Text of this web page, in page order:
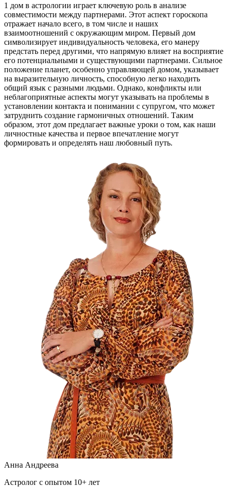
1 дом в астрологии играет ключевую роль в анализе
совместимости между партнерами. Этот аспект гороскопа
отражает начало всего, в том числе и наших
взаимоотношений с окружающим миром. Первый дом
символизирует индивидуальность человека, его манеру
предстать перед другими, что напрямую влияет на восприятие
его потенциальными и существующими партнерами. Сильное
положение планет, особенно управляющей домом, указывает
на выразительную личность, способную легко находить
общий язык с разными людьми. Однако, конфликты или
неблагоприятные аспекты могут указывать на проблемы в
установлении контакта и понимании с супругом, что может
затруднить создание гармоничных отношений. Таким
образом, этот дом предлагает важные уроки о том, как наши
личностные качества и первое впечатление могут
формировать и определять наш любовный путь.
Анна Андреева
Астролог с опытом 10+ лет